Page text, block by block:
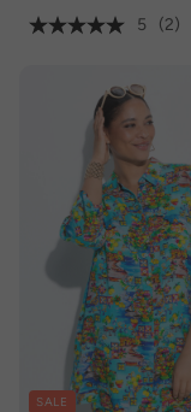
5
(2)
SALE